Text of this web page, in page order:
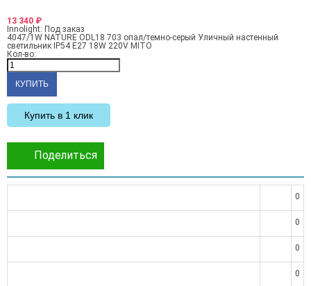
13 340 ₽
Innolight: Под заказ
4047/1W NATURE ODL18 703 опал/темно-серый Уличный настенный
светильник IP54 E27 18W 220V MITO
Кол-во:
Купить в 1 клик
Поделиться
0
0
0
0